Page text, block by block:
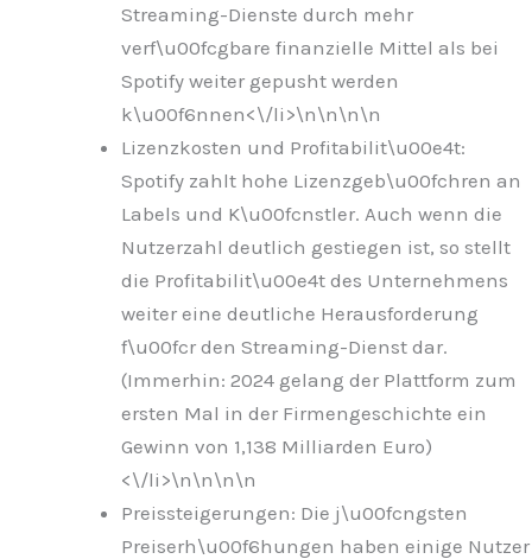
Streaming-Dienste durch mehr
verf\u00fcgbare finanzielle Mittel als bei
Spotify weiter gepusht werden
k\u00f6nnen<\/li>\n\n\n\n
Lizenzkosten und Profitabilit\u00e4t:
Spotify zahlt hohe Lizenzgeb\u00fchren an
Labels und K\u00fcnstler. Auch wenn die
Nutzerzahl deutlich gestiegen ist, so stellt
die Profitabilit\u00e4t des Unternehmens
weiter eine deutliche Herausforderung
f\u00fcr den Streaming-Dienst dar.
(Immerhin: 2024 gelang der Plattform zum
ersten Mal in der Firmengeschichte ein
Gewinn von 1,138 Milliarden Euro)
<\/li>\n\n\n\n
Preissteigerungen: Die j\u00fcngsten
Preiserh\u00f6hungen haben einige Nutzer